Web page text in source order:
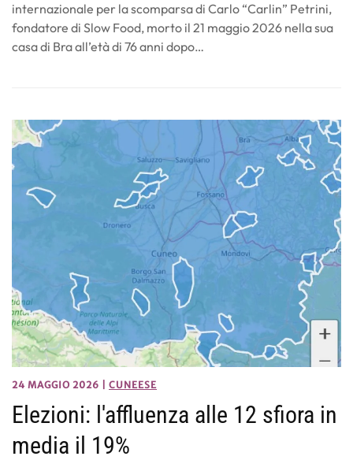
internazionale per la scomparsa di Carlo “Carlin” Petrini,
fondatore di Slow Food, morto il 21 maggio 2026 nella sua
casa di Bra all’età di 76 anni dopo…
24 MAGGIO 2026 CUNEESE
Elezioni: l'affluenza alle 12 sfiora in
media il 19%